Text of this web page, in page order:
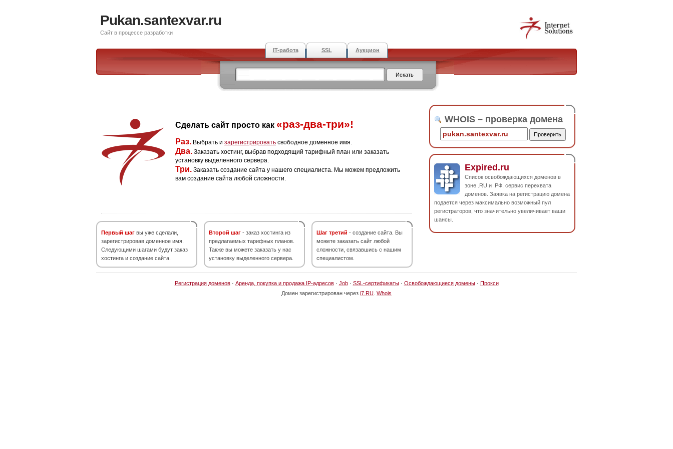
Pukan.santexvar.ru
Сайт в процессе разработки
IT-работа SSL Аукцион
Сделать сайт просто как «раз-два-три»!
Раз. Выбрать и зарегистрировать свободное доменное имя.
Два. Заказать хостинг, выбрав подходящий тарифный план или заказать
установку выделенного сервера.
Три. Заказать создание сайта у нашего специалиста. Мы можем предложить
вам создание сайта любой сложности.
Первый шаг вы уже сделали,
зарегистрировав доменное имя.
Следующими шагами будут заказ
хостинга и создание сайта.
Второй шаг - заказ хостинга из
предлагаемых тарифных планов.
Также вы можете заказать у нас
установку выделенного сервера.
Шаг третий - создание сайта. Вы
можете заказать сайт любой
сложности, связавшись с нашим
специалистом.
WHOIS – проверка домена
Expired.ru
Список освобождающихся доменов в
зоне .RU и .РФ, сервис перехвата
доменов. Заявка на регистрацию домена
подается через максимально возможный пул
регистраторов, что значительно увеличивает ваши
шансы.
Регистрация доменов· Аренда, покупка и продажа IP-адресов· Job· SSL-сертификаты· Освобождающиеся домены· Прокси
Домен зарегистрирован через i7.RU Whois